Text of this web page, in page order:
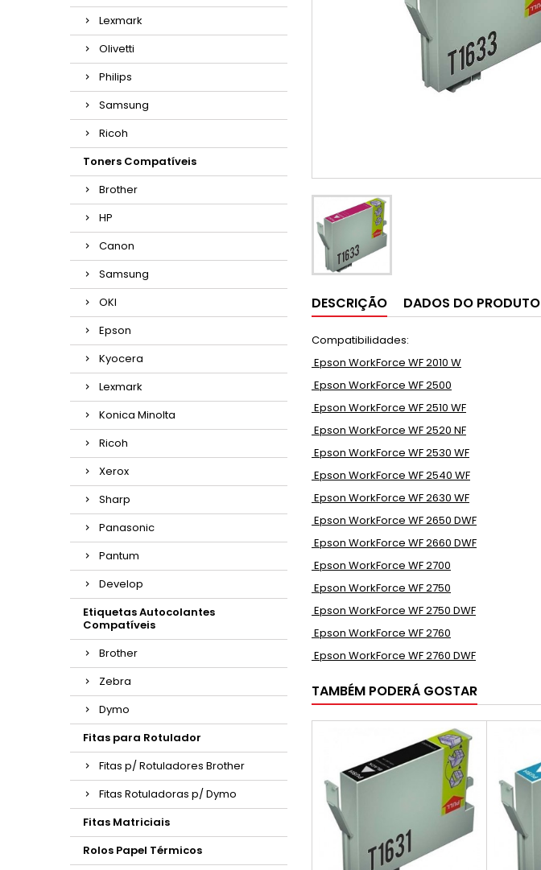
Lexmark
Olivetti
Philips
Samsung
Ricoh
Toners Compatíveis
Brother
HP
Canon
Samsung
OKI
Epson
Kyocera
Lexmark
Konica Minolta
Ricoh
Xerox
Sharp
Panasonic
Pantum
Develop
Etiquetas Autocolantes
Compatíveis
Brother
Zebra
Dymo
Fitas para Rotulador
Fitas p/ Rotuladores Brother
Fitas Rotuladoras p/ Dymo
Fitas Matriciais
Rolos Papel Térmicos
DESCRIÇÃO DADOS DO PRODUTO
Compatibilidades:
Epson WorkForce WF 2010 W
Epson WorkForce WF 2500
Epson WorkForce WF 2510 WF
Epson WorkForce WF 2520 NF
Epson WorkForce WF 2530 WF
Epson WorkForce WF 2540 WF
Epson WorkForce WF 2630 WF
Epson WorkForce WF 2650 DWF
Epson WorkForce WF 2660 DWF
Epson WorkForce WF 2700
Epson WorkForce WF 2750
Epson WorkForce WF 2750 DWF
Epson WorkForce WF 2760
Epson WorkForce WF 2760 DWF
TAMBÉM PODERÁ GOSTAR